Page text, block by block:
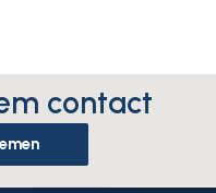
contact